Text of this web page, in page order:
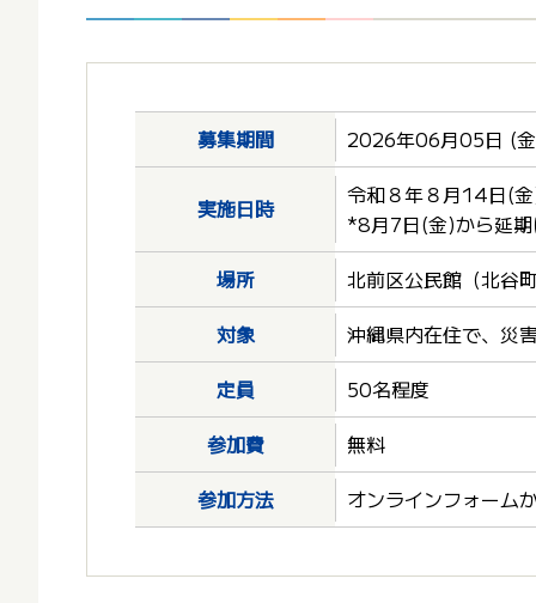
募集期間 2026年06月05日 (
実施日時
令和８年８月14日(
*8月7日(金)から延
場所
北前区公民館（北谷
対象
沖縄県内在住で、災
定員
50名程度
参加費
無料
参加方法
オンラインフォーム